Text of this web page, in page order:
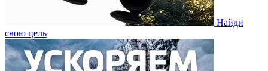
Найди
свою цель